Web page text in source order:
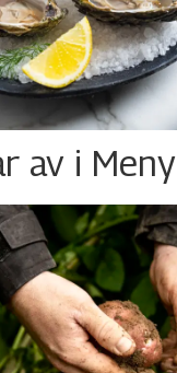
av i Meny